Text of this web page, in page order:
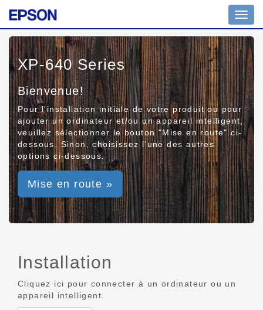
XP-640 Series
Bienvenue!
Pour l'installation initiale de votre produit ou pour
ajouter un ordinateur et/ou un appareil intelligent,
veuillez sélectionner le bouton "Mise en route" ci-
dessous. Sinon, choisissez l'une des autres
options ci-dessous.
Mise en route »
Installation
Cliquez ici pour connecter à un ordinateur ou un
appareil intelligent.